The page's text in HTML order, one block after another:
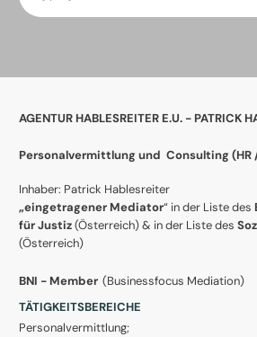
AGENTUR HABLESREITER E.U. - PATRICK
Personalvermittlung und Consulting (HR
Inhaber: Patrick Hablesreiter
„eingetragener Mediator“ in der Liste des
für Justiz(Österreich) & in der Liste des
(Österreich)
BNI - Member (Businessfocus Mediation)
TÄTIGKEITSBEREICHE
Personalvermittlung;